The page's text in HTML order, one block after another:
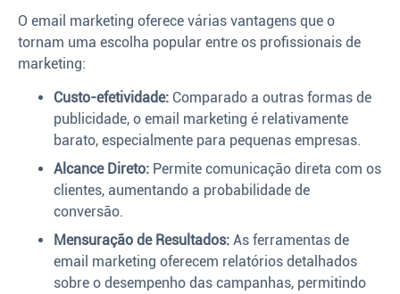
O email marketing oferece várias vantagens que o
tornam uma escolha popular entre os profissionais de
marketing:
Custo-efetividade: Comparado a outras formas de
publicidade, o email marketing é relativamente
barato, especialmente para pequenas empresas.
Alcance Direto: Permite comunicação direta com os
clientes, aumentando a probabilidade de
conversão.
Mensuração de Resultados: As ferramentas de
email marketing oferecem relatórios detalhados
sobre o desempenho das campanhas, permitindo